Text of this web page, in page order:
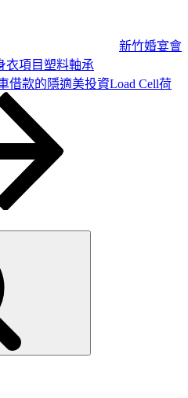
新竹婚宴會
衣項目塑料軸承
借款的隱適美投資Load Cell荷